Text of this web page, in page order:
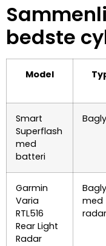
bedste
Model
Smart
Superflash
med
batteri
Garmin
Varia
RTL516
Rear Light
Radar
med
radar